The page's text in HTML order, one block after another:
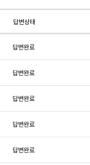
답변상태
답변완료
답변완료
답변완료
답변완료
답변완료